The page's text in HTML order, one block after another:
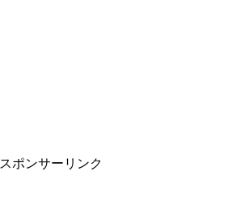
スポンサーリンク